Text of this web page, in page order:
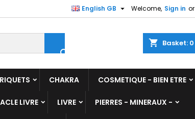
Welcome, Sign in or
English GB 
shopping_cart Basket: 0

CHAKRA COSMETIQUE - BIEN ETRE
LIVRE LIVRE PIERRES - MINERAUX -